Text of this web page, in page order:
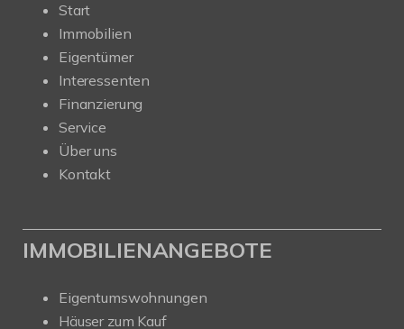
Start
Immobilien
Eigentümer
Interessenten
Finanzierung
Service
Über uns
Kontakt
IMMOBILIENANGEBOTE
Eigentumswohnungen
Häuser zum Kauf